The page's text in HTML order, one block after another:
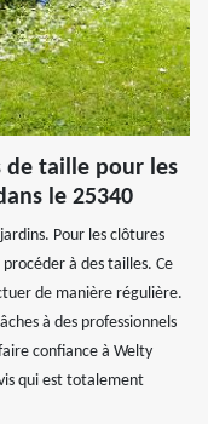
de taille pour les
le 25340
Pour les clôtures
à des tailles. Ce
de manière régulière.
à des professionnels
confiance à Welty
qui est totalement